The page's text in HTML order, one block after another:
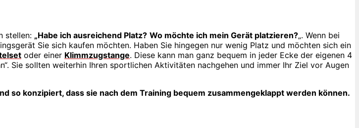
stellen: „Habe ich ausreichend Platz? Wo möchte ich mein Gerät platzieren?„. Wenn bei
Sie sich kaufen möchten. Haben Sie hingegen nur wenig Platz und möchten sich ein
oder einer Klimmzugstange. Diese kann man ganz bequem in jeder Ecke der eigenen 4
Sie sollten weiterhin Ihren sportlichen Aktivitäten nachgehen und immer Ihr Ziel vor Augen
so konzipiert, dass sie nach dem Training bequem zusammengeklappt werden können.